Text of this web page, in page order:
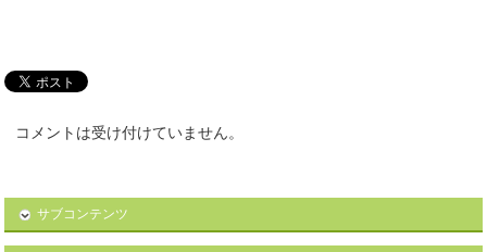
コメントは受け付けていません。
サブコンテンツ